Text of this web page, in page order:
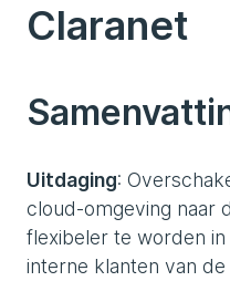
Claranet
Uitdaging:
cloud-omgeving naar
flexibeler te worden
interne klanten van de